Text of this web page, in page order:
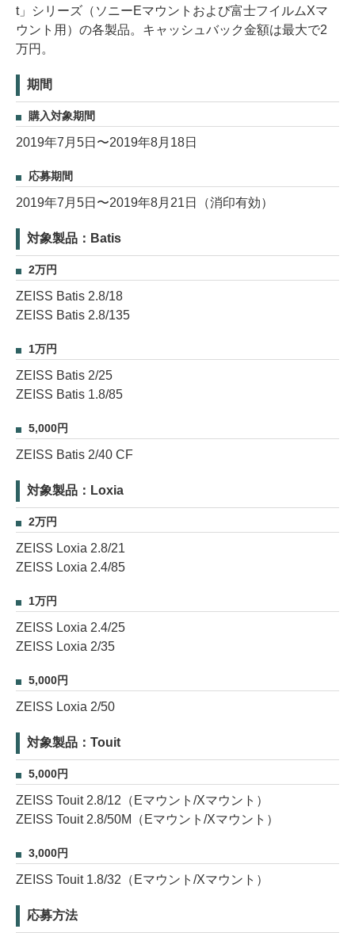
t」シリーズ（ソニーEマウントおよび富士フイルムXマ
ウント用）の各製品。キャッシュバック金額は最大で2
万円。
期間
購入対象期間
2019年7月5日〜2019年8月18日
応募期間
2019年7月5日〜2019年8月21日（消印有効）
対象製品：Batis
2万円
ZEISS Batis 2.8/18
ZEISS Batis 2.8/135
1万円
ZEISS Batis 2/25
ZEISS Batis 1.8/85
5,000円
ZEISS Batis 2/40 CF
対象製品：Loxia
2万円
ZEISS Loxia 2.8/21
ZEISS Loxia 2.4/85
1万円
ZEISS Loxia 2.4/25
ZEISS Loxia 2/35
5,000円
ZEISS Loxia 2/50
対象製品：Touit
5,000円
ZEISS Touit 2.8/12（Eマウント/Xマウント）
ZEISS Touit 2.8/50M（Eマウント/Xマウント）
3,000円
ZEISS Touit 1.8/32（Eマウント/Xマウント）
応募方法